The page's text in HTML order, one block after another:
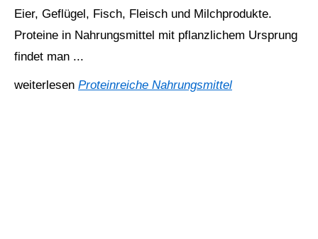
Eier, Geflügel, Fisch, Fleisch und Milchprodukte.
Proteine in Nahrungsmittel mit pflanzlichem Ursprung
findet man ...
weiterlesen Proteinreiche Nahrungsmittel